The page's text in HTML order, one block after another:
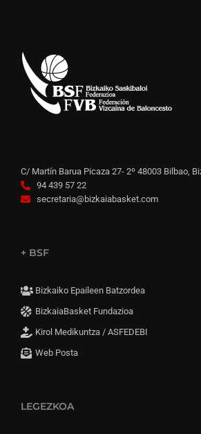
C/ Martín Barua Picaza 27- 2º 48003 Bilbao,
94 439 57 22
secretaria@bizkaiabasket.com
+ BSF
Bizkaiko Epaileen Batzordea
BizkaiaBasket Fundazioa
Kirol Medikuntza / ASFEDEBI
Web Posta
LEGEZKOA